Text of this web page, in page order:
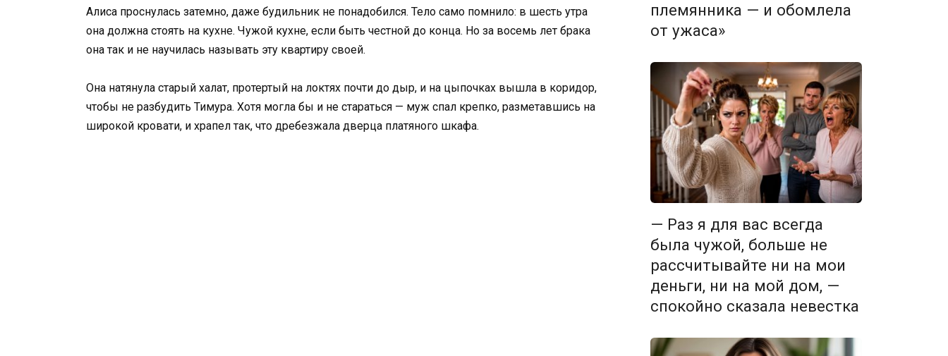
Алиса проснулась затемно, даже будильник не понадобился. Тело само помнило: в шесть утра
она должна стоять на кухне. Чужой кухне, если быть честной до конца. Но за восемь лет брака
она так и не научилась называть эту квартиру своей.
Она натянула старый халат, протертый на локтях почти до дыр, и на цыпочках вышла в коридор,
чтобы не разбудить Тимура. Хотя могла бы и не стараться — муж спал крепко, разметавшись на
широкой кровати, и храпел так, что дребезжала дверца платяного шкафа.
племянника — и обомлела
от ужаса»
— Раз я для вас всегда
была чужой, больше не
рассчитывайте ни на мои
деньги, ни на мой дом, —
спокойно сказала невестка